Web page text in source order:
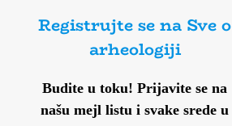
Registrujte se na Sve o
arheologiji
Budite u toku! Prijavite se na
našu mejl listu i svake srede u